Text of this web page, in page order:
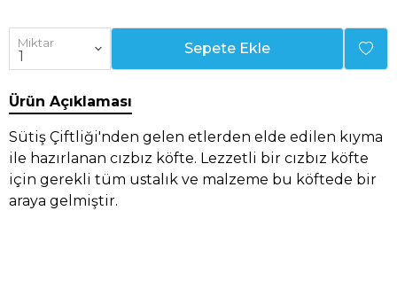
Miktar Sepete Ekle
Ürün Açıklaması
Sütiş Çiftliği'nden gelen etlerden elde edilen kıyma
ile hazırlanan cızbız köfte. Lezzetli bir cızbız köfte
için gerekli tüm ustalık ve malzeme bu köftede bir
araya gelmiştir.